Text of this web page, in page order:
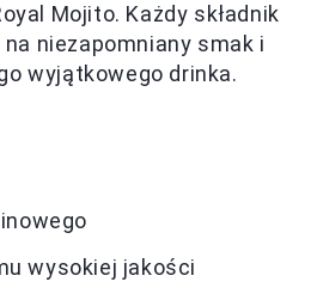
Mojito. Każdy składnik
niezapomniany smak i
wyjątkowego drinka.
wysokiej jakości